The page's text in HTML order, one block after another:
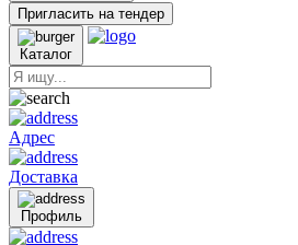
Пригласить на тендер
Каталог
Адрес
Доставка
Профиль